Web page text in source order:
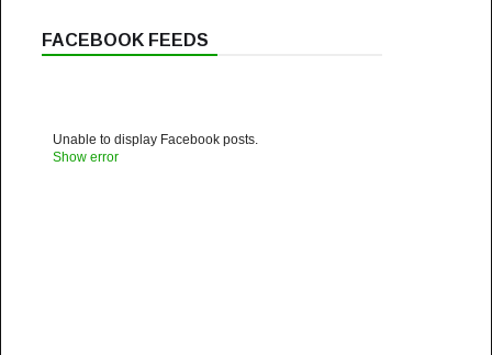
FACEBOOK FEEDS
Unable to display Facebook posts.
Show error